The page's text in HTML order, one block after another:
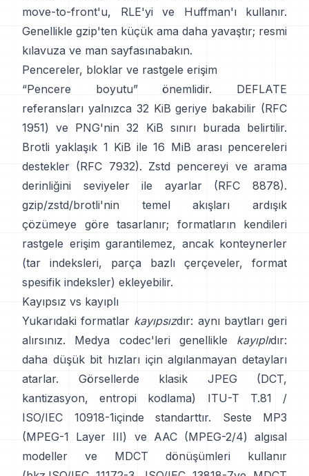
move-to-front'u, RLE'yi ve Huffman'ı kullanır.
Genellikle gzip'ten küçük ama daha yavaştır; resmi
kılavuza ve man sayfasınabakın.
Pencereler, bloklar ve rastgele erişim
“Pencere boyutu” önemlidir. DEFLATE
referansları yalnızca 32 KiB geriye bakabilir (RFC
1951)
ve PNG'nin 32 KiB sınırı burada belirtilir.
Brotli yaklaşık 1 KiB ile 16 MiB arası pencereleri
destekler (RFC 7932). Zstd pencereyi ve arama
derinliğini seviyeler ile ayarlar
(RFC 8878).
gzip/zstd/brotli'nin temel akışları ardışık
çözümeye göre tasarlanır; formatların kendileri
rastgele erişim garantilemez, ancak konteynerler
(tar indeksleri, parça bazlı çerçeveler, format
spesifik indeksler) ekleyebilir.
Kayıpsız vs kayıplı
Yukarıdaki formatlar kayıpsızdır: aynı baytları geri
alırsınız. Medya codec'leri genellikle kayıplıdır:
daha düşük bit hızları için algılanmayan detayları
atarlar. Görsellerde klasik JPEG (DCT,
kantizasyon, entropi kodlama)
ITU-T T.81 /
ISO/IEC 10918-1içinde standarttır. Seste MP3
(MPEG-1 Layer III) ve AAC (MPEG-2/4) algısal
modeller ve MDCT dönüşümleri kullanır